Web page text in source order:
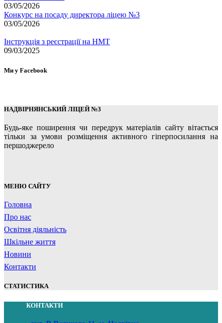
03/05/2026
Конкурс на посаду директора ліцею №3
03/05/2026
Інструкція з реєстрації на НМТ
09/03/2025
Ми у Facebook
НАДВІРНЯНСЬКИЙ ЛІЦЕЙ №3
Будь-яке поширення чи передрук матеріалів сайту вітається
тільки за умови розміщення активного гіперпосилання на
першоджерело
МЕНЮ САЙТУ
Головна
Про нас
Освітня діяльність
Шкільне життя
Новини
Контакти
СТАТИСТИКА
КОНТАКТИ